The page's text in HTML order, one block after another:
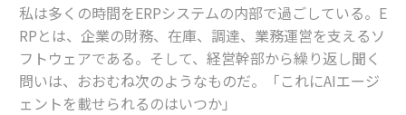
私は多くの時間をERPシステムの内部で過ごしている。E
RPとは、企業の財務、在庫、調達、業務運営を支えるソ
フトウェアである。そして、経営幹部から繰り返し聞く
問いは、おおむね次のようなものだ。「これにAIエージ
ェントを載せられるのはいつか」